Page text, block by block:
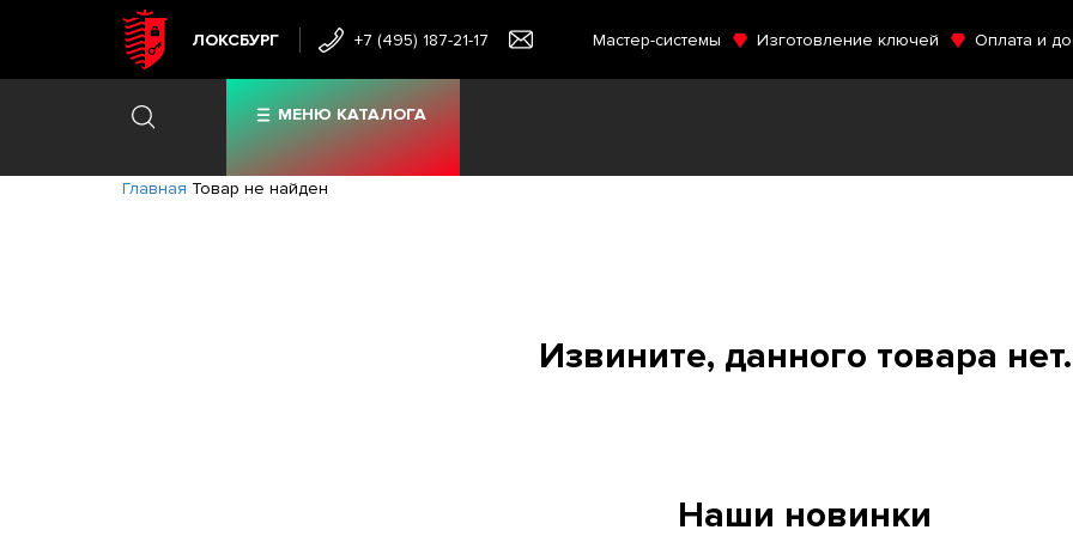
ЛОКСБУРГ +7 (495) 187-21-17 Мастер-системы Изготовление ключей Оплата и
МЕНЮ КАТАЛОГА
Главная Товар не найден
Извините, данного товара нет.
Наши новинки